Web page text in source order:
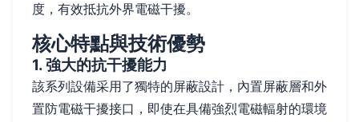
度，有效抵抗外界電磁干擾。
核心特點與技術優勢
1. 強大的抗干擾能力
該系列設備采用了獨特的屏蔽設計，內置屏蔽層和外
置防電磁干擾接口，即使在具備強烈電磁輻射的環境